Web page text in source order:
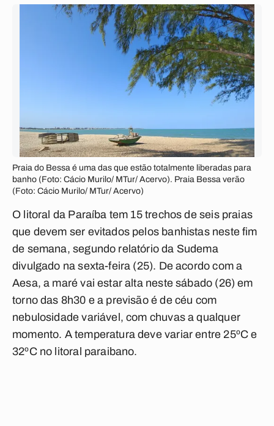
Praia do Bessa é uma das que estão totalmente liberadas para
banho (Foto: Cácio Murilo/ MTur/ Acervo). Praia Bessa verão
(Foto: Cácio Murilo/ MTur/ Acervo)
O litoral da Paraíba tem 15 trechos de seis praias
que devem ser evitados pelos banhistas neste fim
de semana, segundo relatório da Sudema
divulgado na sexta-feira (25). De acordo com a
Aesa, a maré vai estar alta neste sábado (26) em
torno das 8h30 e a previsão é de céu com
nebulosidade variável, com chuvas a qualquer
momento. A temperatura deve variar entre 25ºC e
32ºC no litoral paraibano.